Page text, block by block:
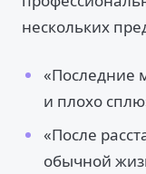
нескольких
«Последние
и плохо
«После
обычной